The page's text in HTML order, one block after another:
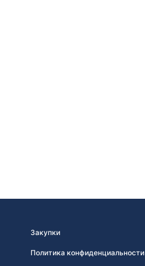
Закупки
Политика конфиденциальности